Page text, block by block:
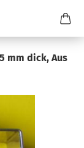
mm dick, Aus